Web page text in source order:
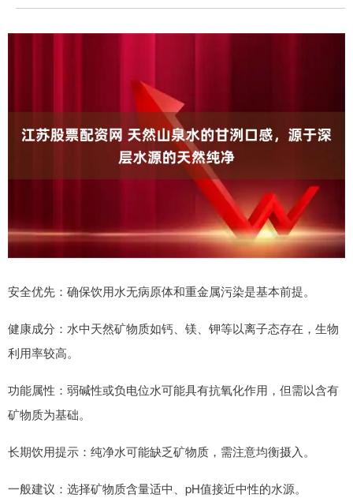
安全优先：确保饮用水无病原体和重金属污染是基本前提。
健康成分：水中天然矿物质如钙、镁、钾等以离子态存在，生物
利用率较高。
功能属性：弱碱性或负电位水可能具有抗氧化作用，但需以含有
矿物质为基础。
长期饮用提示：纯净水可能缺乏矿物质，需注意均衡摄入。
一般建议：选择矿物质含量适中、pH值接近中性的水源。